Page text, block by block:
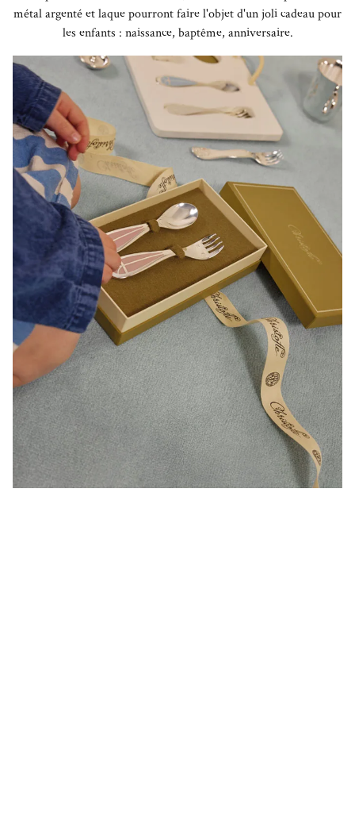
métal argenté et laque pourront faire l'objet d'un joli cadeau pour
les enfants : naissance, baptême, anniversaire.